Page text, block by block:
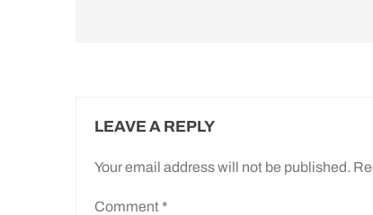
LEAVE A REPLY
Your email address will not be published.
Comment *